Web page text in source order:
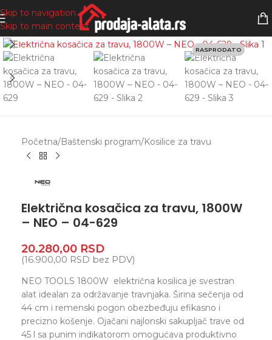
Skip to navigation
Skip to main content
RASPRODATO
Zumiranje
Početna/Baštenski program/Kosilice za travu
Električna kosačica za travu, 1800W
– NEO – 04-629
20.280,00 RSD
(16.900,00 RSD bez PDV)
NEO TOOLS 1800W električna kosilica je svestran
alat idealan za održavanje travnjaka. Širina sečenja od
44 cm i remenski pogon obezbeđuju efikasno i
precizno košenje. Ojačani najlonski sakupljač trave od
45 l sa punim indikatorom omogućava produktivno